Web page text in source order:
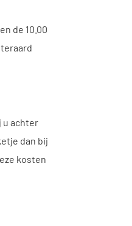
de 10.00
u achter
dan bij
kosten